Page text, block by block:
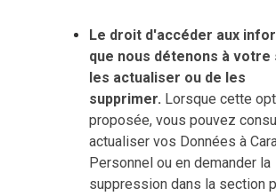
Le droit d'accéder aux
que nous détenons à votre
les actualiser ou de les
supprimer. Lorsque cette
proposée, vous pouvez
actualiser vos Données à
Personnel ou en demander la
suppression dans la section